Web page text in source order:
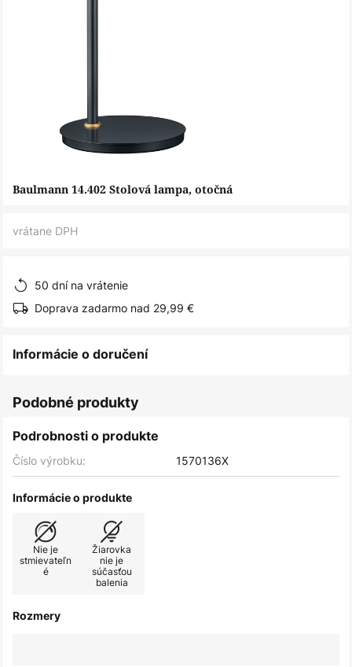
Preskočiť
Baulmann 14.402 Stolová lampa, otočná
vrátane DPH
50 dní na vrátenie
Doprava zadarmo nad 29,99 €
Informácie o doručení
Podobné produkty
Podrobnosti o produkte
Číslo výrobku: 1570136X
Informácie o produkte
Nie je
stmievateľn
é
Žiarovka
nie je
súčasťou
balenia
Rozmery